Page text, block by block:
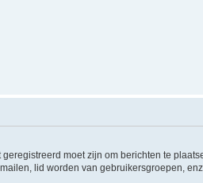
moet zijn om berichten te
lid worden van gebruikersgroepen,